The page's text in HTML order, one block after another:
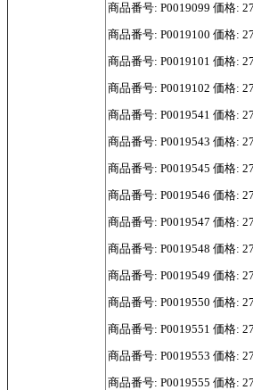
商品番号: P0019099 価格:
商品番号: P0019100 価格:
商品番号: P0019101 価格:
商品番号: P0019102 価格:
商品番号: P0019541 価格:
商品番号: P0019543 価格:
商品番号: P0019545 価格:
商品番号: P0019546 価格:
商品番号: P0019547 価格:
商品番号: P0019548 価格:
商品番号: P0019549 価格:
商品番号: P0019550 価格:
商品番号: P0019551 価格:
商品番号: P0019553 価格:
商品番号: P0019555 価格: